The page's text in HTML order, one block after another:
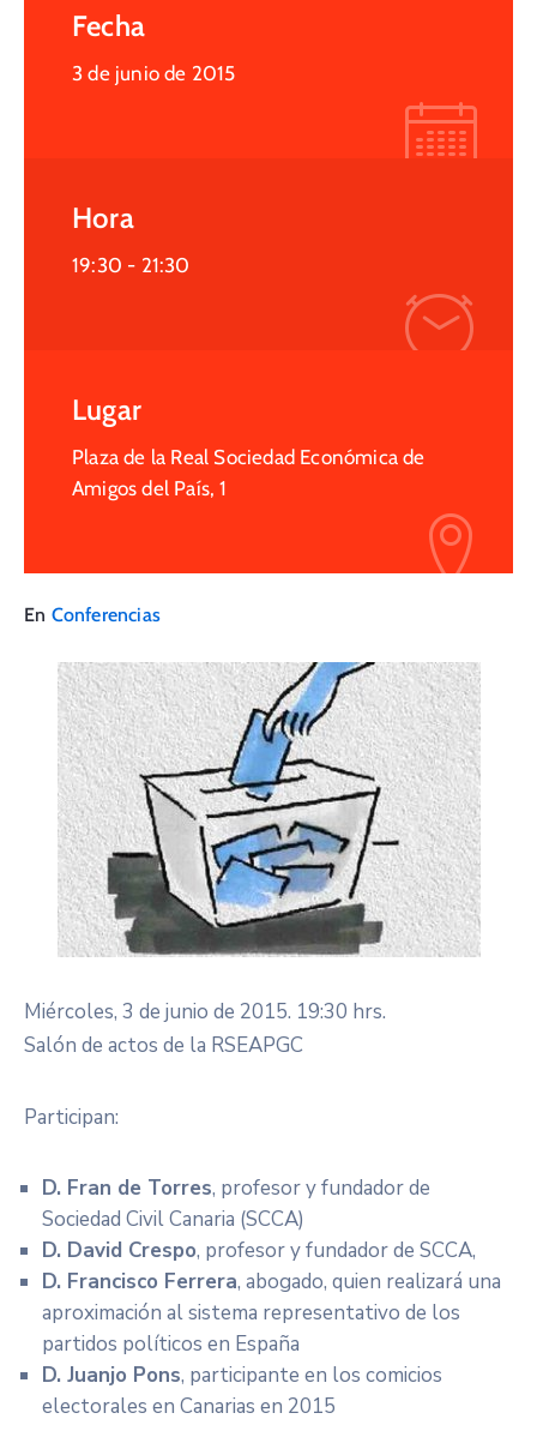
Fecha
3 de junio de 2015
Hora
19:30 - 21:30
Lugar
Plaza de la Real Sociedad Económica de
Amigos del País, 1
En Conferencias
Miércoles, 3 de junio de 2015. 19:30 hrs.
Salón de actos de la RSEAPGC
Participan:
D. Fran de Torres, profesor y fundador de
Sociedad Civil Canaria (SCCA)
D. David Crespo, profesor y fundador de SCCA,
D. Francisco Ferrera, abogado, quien realizará una
aproximación al sistema representativo de los
partidos políticos en España
D. Juanjo Pons, participante en los comicios
electorales en Canarias en 2015